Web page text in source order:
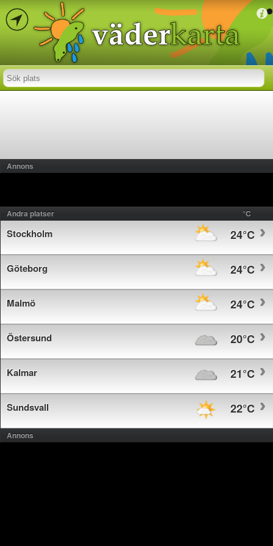
Annons
Andra platser °C
24°C
Stockholm
24°C
Göteborg
24°C
Malmö
20°C
Östersund
21°C
Kalmar
22°C
Sundsvall
Annons